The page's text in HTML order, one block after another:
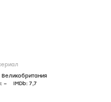
Великобритания
– IMDb: 7,7